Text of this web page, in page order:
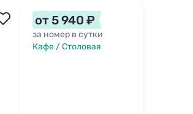
от 5 940 ₽
за номер в сутки
Кафе / Столовая